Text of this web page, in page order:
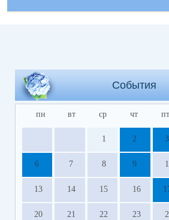
События
пн вт ср чт пт
1 2 3
6 7 8 9
13 14 15 16
20 21 22 23